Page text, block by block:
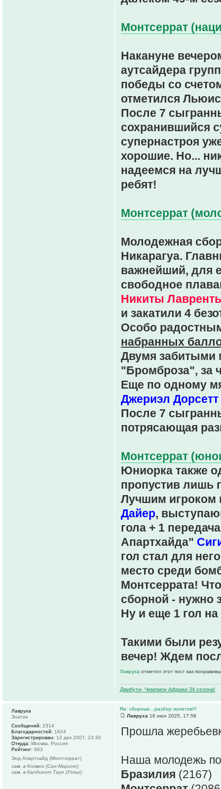
Монтсеррат
Накануне
аутсайдера
победы со
отметился
После 7
сохранившийся
супернастроя
хорошие. Но...
надеемся на
ребят!
Монтсеррат
Молодежная
Никарагуа.
важнейший, для
свободное
Никиты
и закатили 4
Особо
набранных
Двумя забитыми
"Бромброза", за
Еще по одному
Джериэл Дорсетт
После 7
потрясающая
Монтсеррат
Юниорка также
пропустив лишь
Лучшим игроком
Дайер,
гола + 1
Апартхайда"
гол стал для
место среди
Монтсеррата!
сборной - нужно
Ну и еще 1 гол
Такими были
вечер! Ждем
Лавруха отметил этот пост как
Джибути- Чемпион Африки 34 сезона!
Re: сборные...разбор полетов!!!
Лавруха 16 июн 2025, 17:58
Прошла
Наша молодежь
Бразилия (2167)
Лавруха
Знаток
Сообщений: 2314
Благодарностей: 1624
Зарегистрирован: 12 дек 2007, 23:30
Откуда: Москва, Россия
Рейтинг: 663
Энд Апартхайд (Монтсеррат)
зам. в Космос (Сан-Марино)
зам. в Калдикот Таун (Уэльс)